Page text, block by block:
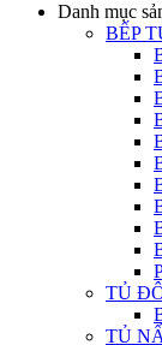
Danh mục
BẾP
TỦ
TỦ